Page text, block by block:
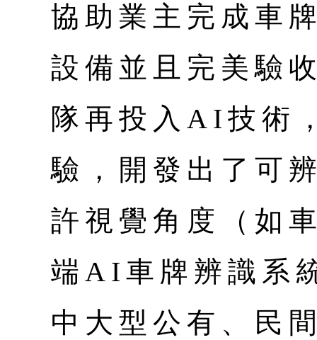
協助業主完成車
設備並且完美驗
隊再投入AI技術
驗，開發出了可
許視覺角度（如
端AI車牌辨識系
中大型公有、民